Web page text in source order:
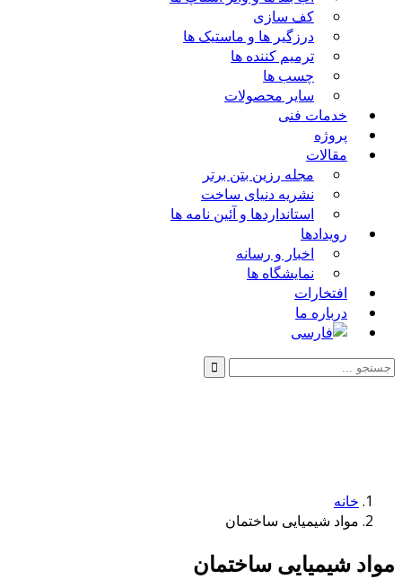
کف سازی
درزگیر ها و ماستیک ها
ترمیم کننده ها
چسب ها
سایر محصولات
خدمات فنی
پروژه
مقالات
مجله رزین بتن برتر
نشریه دنیای ساخت
استانداردها و آئین نامه ها
رویدادها
اخبار و رسانه
نمایشگاه ها
افتخارات
درباره ما
خانه
مواد شیمیایی ساختمان
مواد شیمیایی ساختمان